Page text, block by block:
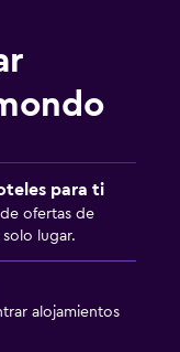
para ti
ofertas de
lugar.
alojamientos